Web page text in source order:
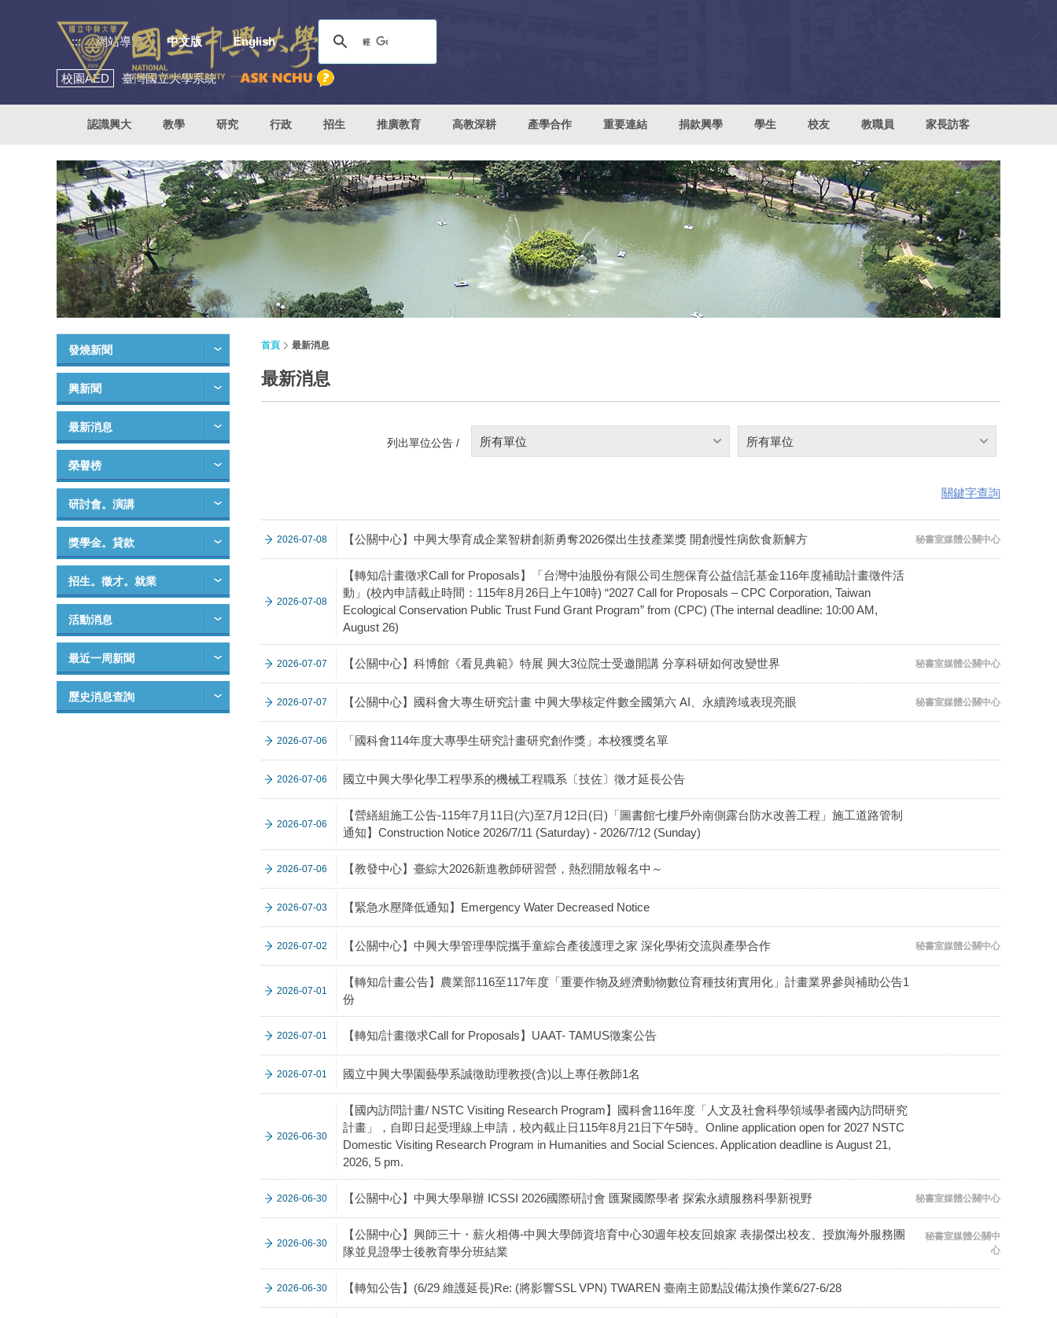
::: 網站導覽 中文版 English
校園AED 臺灣國立大學系統
認識興大 教學 研究 行政 招生 推廣教育 高教深耕 產學合作 重要連結 捐款興學 學生 校友 教職員 家長訪客
發燒新聞
興新聞
最新消息
榮譽榜
研討會。演講
獎學金。貸款
招生。徵才。就業
活動消息
最近一周新聞
歷史消息查詢
首頁 最新消息
最新消息
列出單位公告 / 所有單位 所有單位
關鍵字查詢
2026-07-08 【公關中心】中興大學育成企業智耕創新勇奪2026傑出生技產業獎 開創慢性病飲食新解方 秘書室媒體公關中心
2026-07-08
【轉知/計畫徵求Call for Proposals】「台灣中油股份有限公司生態保育公益信託基金116年度補助計畫徵件活
動」(校內申請截止時間：115年8月26日上午10時) “2027 Call for Proposals – CPC Corporation, Taiwan
Ecological Conservation Public Trust Fund Grant Program” from (CPC) (The internal deadline: 10:00 AM,
August 26)
2026-07-07 【公關中心】科博館《看見典範》特展 興大3位院士受邀開講 分享科研如何改變世界 秘書室媒體公關中心
2026-07-07 【公關中心】國科會大專生研究計畫 中興大學核定件數全國第六 AI、永續跨域表現亮眼 秘書室媒體公關中心
2026-07-06 「國科會114年度大專學生研究計畫研究創作獎」本校獲獎名單
2026-07-06 國立中興大學化學工程學系的機械工程職系〔技佐〕徵才延長公告
2026-07-06
【營繕組施工公告-115年7月11日(六)至7月12日(日)「圖書館七樓戶外南側露台防水改善工程」施工道路管制
通知】Construction Notice 2026/7/11 (Saturday) - 2026/7/12 (Sunday)
2026-07-06 【教發中心】臺綜大2026新進教師研習營，熱烈開放報名中～
2026-07-03 【緊急水壓降低通知】Emergency Water Decreased Notice
2026-07-02 【公關中心】中興大學管理學院攜手童綜合產後護理之家 深化學術交流與產學合作 秘書室媒體公關中心
2026-07-01
【轉知/計畫公告】農業部116至117年度「重要作物及經濟動物數位育種技術實用化」計畫業界參與補助公告1
份
2026-07-01 【轉知/計畫徵求Call for Proposals】UAAT- TAMUS徵案公告
2026-07-01 國立中興大學園藝學系誠徵助理教授(含)以上專任教師1名
2026-06-30
【國內訪問計畫/ NSTC Visiting Research Program】國科會116年度「人文及社會科學領域學者國內訪問研究
計畫」，自即日起受理線上申請，校內截止日115年8月21日下午5時。Online application open for 2027 NSTC
Domestic Visiting Research Program in Humanities and Social Sciences. Application deadline is August 21,
2026, 5 pm.
2026-06-30 【公關中心】中興大學舉辦 ICSSI 2026國際研討會 匯聚國際學者 探索永續服務科學新視野 秘書室媒體公關中心
2026-06-30
【公關中心】興師三十・薪火相傳-中興大學師資培育中心30週年校友回娘家 表揚傑出校友、授旗海外服務團
隊並見證學士後教育學分班結業
秘書室媒體公關中
心
2026-06-30 【轉知公告】(6/29 維護延長)Re: (將影響SSL VPN) TWAREN 臺南主節點設備汰換作業6/27-6/28